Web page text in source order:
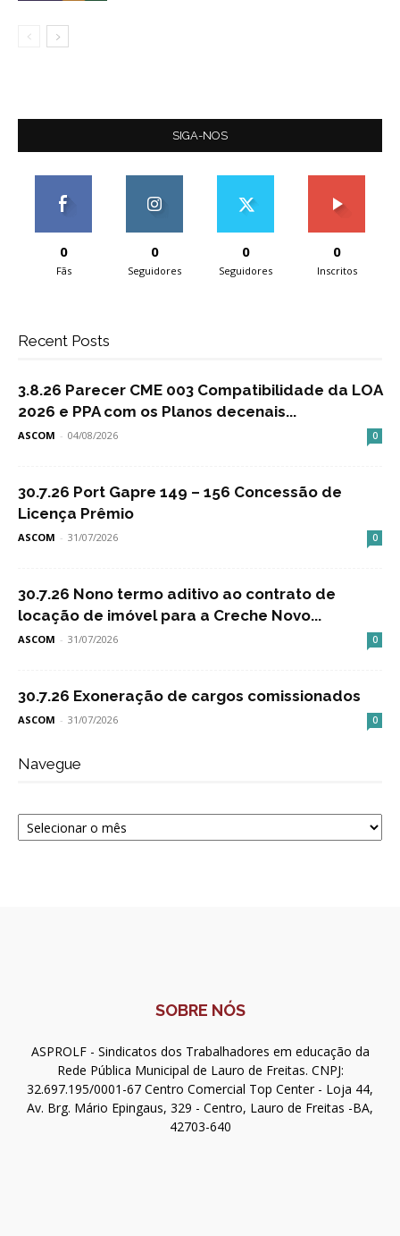
SIGA-NOS
0
Fãs
0
Seguidores
0
Seguidores
0
Inscritos
Recent Posts
3.8.26 Parecer CME 003 Compatibilidade da LOA
2026 e PPA com os Planos decenais...
ASCOM - 04/08/2026 0
30.7.26 Port Gapre 149 – 156 Concessão de
Licença Prêmio
ASCOM - 31/07/2026 0
30.7.26 Nono termo aditivo ao contrato de
locação de imóvel para a Creche Novo...
ASCOM - 31/07/2026 0
30.7.26 Exoneração de cargos comissionados
ASCOM - 31/07/2026 0
Navegue
Navegue
SOBRE NÓS
ASPROLF - Sindicatos dos Trabalhadores em educação da
Rede Pública Municipal de Lauro de Freitas. CNPJ:
32.697.195/0001-67 Centro Comercial Top Center - Loja 44,
Av. Brg. Mário Epingaus, 329 - Centro, Lauro de Freitas -BA,
42703-640